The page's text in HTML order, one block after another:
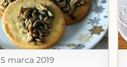
5 marca 2019